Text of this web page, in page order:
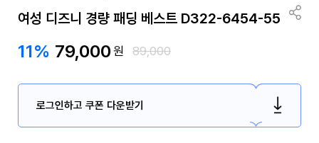
여성 디즈니 경량 패딩 베스트 D322-6454-55
11% 79,000원 89,000
로그인하고 쿠폰 다운받기